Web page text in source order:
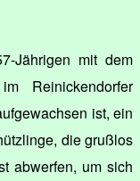
Jährigen mit dem
Reinickendorfer
ist, ein
die grußlos
abwerfen, um sich